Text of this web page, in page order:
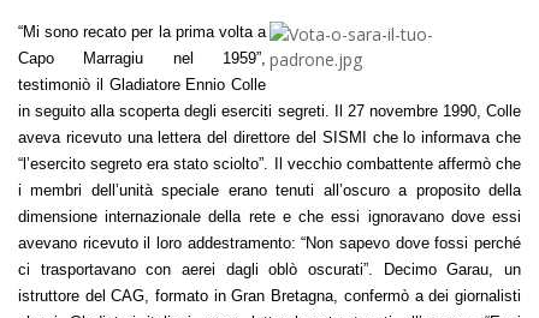
“Mi sono recato per la prima volta a
Capo Marragiu nel 1959”,
testimoniò il Gladiatore Ennio Colle
in seguito alla scoperta degli eserciti segreti. Il 27 novembre 1990, Colle
aveva ricevuto una lettera del direttore del SISMI che lo informava che
“l’esercito segreto era stato sciolto”. Il vecchio combattente affermò che
i membri dell’unità speciale erano tenuti all’oscuro a proposito della
dimensione internazionale della rete e che essi ignoravano dove essi
avevano ricevuto il loro addestramento: “Non sapevo dove fossi perché
ci trasportavano con aerei dagli oblò oscurati”. Decimo Garau, un
istruttore del CAG, formato in Gran Bretagna, confermò a dei giornalisti